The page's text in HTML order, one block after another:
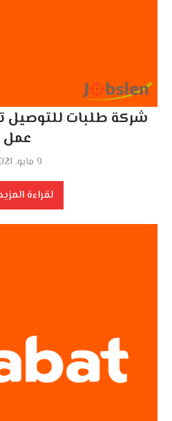
شركة طلبات للتوصيل
عمل
9 مايو، 2021
لقراءة